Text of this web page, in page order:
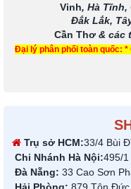
Vinh, Hà Tĩnh,
Đắk Lắk,
Cần Thơ & các
Đại lý phân phối toàn quốc:
Trụ sở HCM:33/4 Bùi
Chi Nhánh Hà Nội:495/1
Đà Nẵng: 33 Cao Sơn